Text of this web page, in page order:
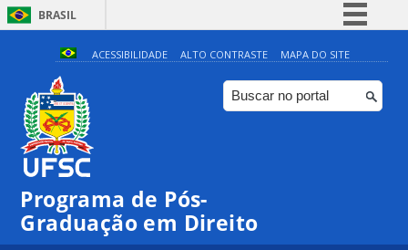
BRASIL
Simplifique!
Comunica BR
Participe
ACESSIBILIDADE ALTO CONTRASTE MAPA DO SITE
Programa de Pós-
Graduação em Direito